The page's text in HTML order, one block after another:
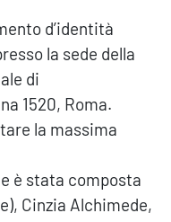
d’identità
la sede della
di
1520, Roma.
la massima
è stata composta
Cinzia Alchimede,